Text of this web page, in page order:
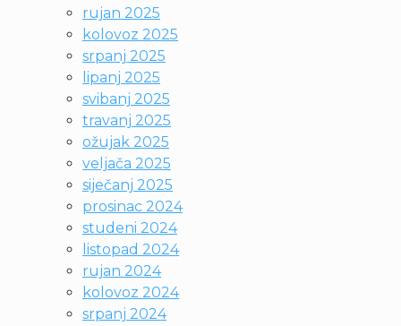
rujan 2025
kolovoz 2025
srpanj 2025
lipanj 2025
svibanj 2025
travanj 2025
ožujak 2025
veljača 2025
siječanj 2025
prosinac 2024
studeni 2024
listopad 2024
rujan 2024
kolovoz 2024
srpanj 2024